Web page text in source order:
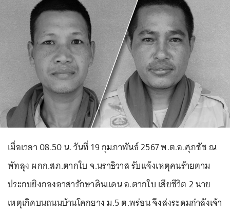
เมื่อเวลา 08.50 น. วันที่ 19 กุมภาพันธ์ 2567 พ.ต.อ.ศุภชัช ณ
พัทลุง ผกก.สภ.ตากใบ จ.นราธิวาส รับแจ้งเหตุคนร้ายตาม
ประกบยิงกองอาสารักษาดินแดน อ.ตากใบ เสียชีวิต 2 นาย
เหตุเกิดบนถนนบ้านโคกยาง ม.5 ต.พร่อน จึงส่งระดมกำลังเจ้า